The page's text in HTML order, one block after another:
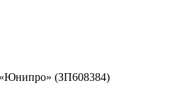
(ЗП608384)